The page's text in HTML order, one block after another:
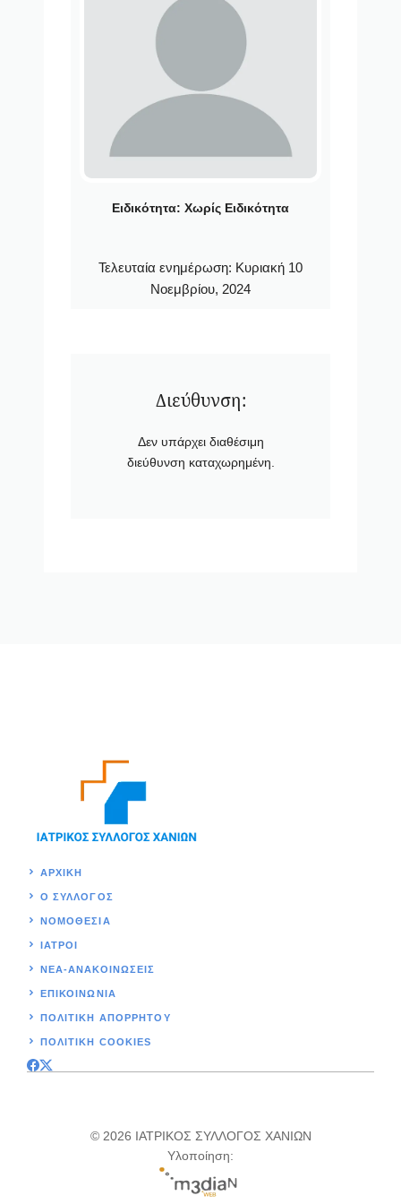
Ειδικότητα: Χωρίς Ειδικότητα
Τελευταία ενημέρωση: Κυριακή 10
Νοεμβρίου, 2024
Διεύθυνση:
Δεν υπάρχει διαθέσιμη
διεύθυνση καταχωρημένη.
ΑΡΧΙΚΉ
Ο ΣΥΛΛΟΓΟΣ
ΝΟΜΟΘΕΣΊΑ
ΙΑΤΡΟΙ
ΝΕΑ-ΑΝΑΚΟΙΝΩΣΕΙΣ
ΕΠΙΚΟΙΝΩΝΊΑ
ΠΟΛΙΤΙΚΉ ΑΠΟΡΡΗΤΟΥ
ΠΟΛΙΤΙΚΗ COOKIES
© 2026 ΙΑΤΡΙΚΟΣ ΣΥΛΛΟΓΟΣ ΧΑΝΙΩΝ
Υλοποίηση: